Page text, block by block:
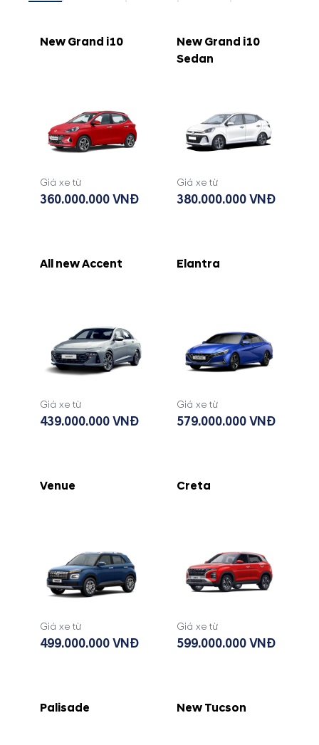
New Grand i10
Giá xe từ
360.000.000 VNĐ
New Grand i10
Sedan
Giá xe từ
380.000.000 VNĐ
All new Accent
Giá xe từ
439.000.000 VNĐ
Elantra
Giá xe từ
579.000.000 VNĐ
Venue
Giá xe từ
499.000.000 VNĐ
Creta
Giá xe từ
599.000.000 VNĐ
Palisade New Tucson